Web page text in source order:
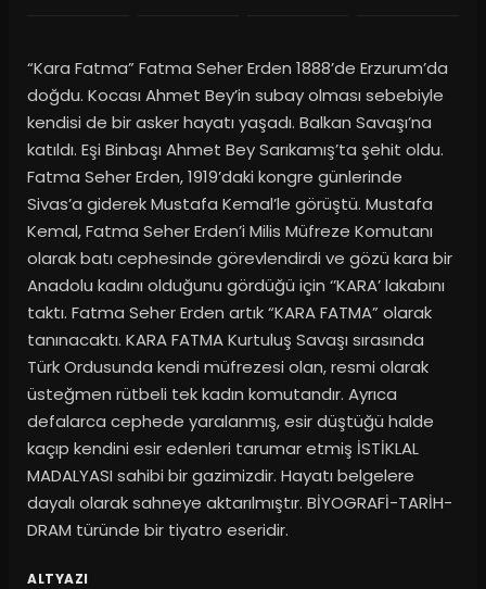
“Kara Fatma” Fatma Seher Erden 1888’de Erzurum’da
doğdu. Kocası Ahmet Bey’in subay olması sebebiyle
kendisi de bir asker hayatı yaşadı. Balkan Savaşı’na
katıldı. Eşi Binbaşı Ahmet Bey Sarıkamış’ta şehit oldu.
Fatma Seher Erden, 1919’daki kongre günlerinde
Sivas’a giderek Mustafa Kemal’le görüştü. Mustafa
Kemal, Fatma Seher Erden’i Milis Müfreze Komutanı
olarak batı cephesinde görevlendirdi ve gözü kara bir
Anadolu kadını olduğunu gördüğü için ‘’KARA’ lakabını
taktı. Fatma Seher Erden artık “KARA FATMA” olarak
tanınacaktı. KARA FATMA Kurtuluş Savaşı sırasında
Türk Ordusunda kendi müfrezesi olan, resmi olarak
üsteğmen rütbeli tek kadın komutandır. Ayrıca
defalarca cephede yaralanmış, esir düştüğü halde
kaçıp kendini esir edenleri tarumar etmiş İSTİKLAL
MADALYASI sahibi bir gazimizdir. Hayatı belgelere
dayalı olarak sahneye aktarılmıştır. BİYOGRAFİ-TARİH-
DRAM türünde bir tiyatro eseridir.
ALTYAZI